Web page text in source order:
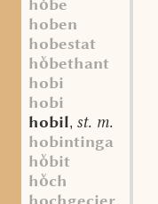
hbe
hoben
hobestat
hbethant
hobi
hobi
hobil, st. m.
hobintinga
hbit
hch